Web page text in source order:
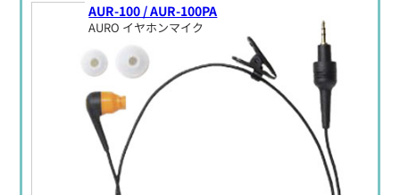
AUR-100 / AUR-100PA
AURO イヤホンマイク